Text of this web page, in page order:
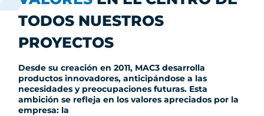
TODOS NUESTROS
PROYECTOS
Desde su creación en 2011, MAC3 desarrolla
productos innovadores, anticipándose a las
necesidades y preocupaciones futuras. Esta
ambición se refleja en los valores apreciados por la
empresa: la